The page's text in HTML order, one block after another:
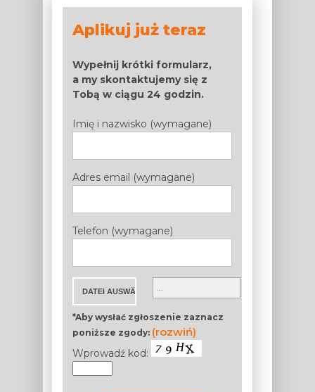
Aplikuj już teraz
Wypełnij krótki formularz,
a my skontaktujemy się z
Tobą w ciągu 24 godzin.
Imię i nazwisko (wymagane)
Adres email (wymagane)
Telefon (wymagane)
*Aby wysłać zgłoszenie zaznacz
poniższe zgody: (rozwiń)
Wprowadź kod: